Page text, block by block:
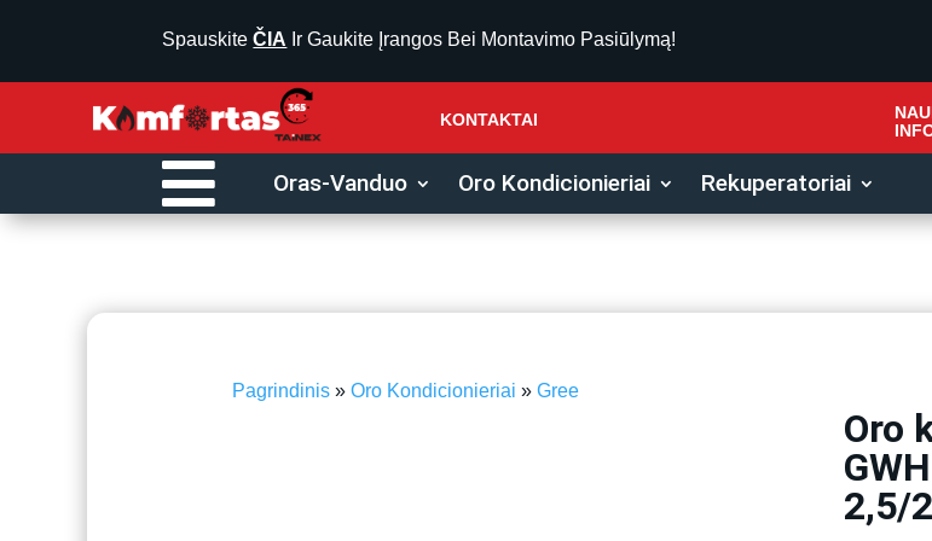
SpauskiteČIA Ir Gaukite Įrangos Bei Montavimo Pasiūlymą!
KONTAKTAI
 Oras-Vanduo Oro Kondicionieriai Rekuperatoriai
Pagrindinis » Oro Kondicionieriai » Gree
Oro
2,5/